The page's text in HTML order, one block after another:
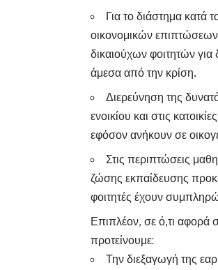
Για το διάστημα κατά
οικονομικών επιπτώσεων
δικαιούχων φοιτητών
άμεσα από την κρίση.
Διερεύνηση της
ενοικίου και στις
εφόσον ανήκουν σε
Στις περιπτώσεις
ζώσης εκπαίδευσης
φοιτητές έχουν
Επιπλέον, σε ό,τι αφορά
προτείνουμε:
Την διεξαγωγή της